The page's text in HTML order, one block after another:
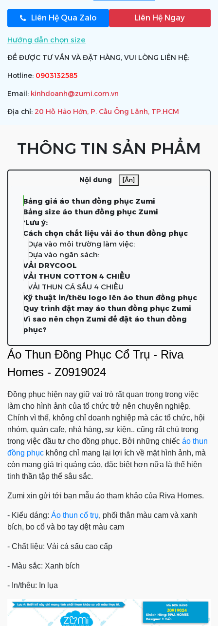
Liên Hệ Qua Zalo Liên Hệ Ngay
Hướng dẫn chọn size
ĐỂ ĐƯỢC TƯ VẤN VÀ ĐẶT HÀNG, VUI LÒNG LIÊN HỆ:
Hotline: 0903132585
Email: kinhdoanh@zumi.com.vn
Địa chỉ: 20 Hồ Hảo Hớn, P. Cầu Ông Lãnh, TP.HCM
THÔNG TIN SẢN PHẨM
Nội dung [Ẩn]
Bảng giá áo thun đồng phục Zumi
Bảng size áo thun đồng phục Zumi
*Lưu ý:
Cách chọn chất liệu vải áo thun đồng phục
Dựa vào môi trường làm việc:
Dựa vào ngân sách:
VẢI DRYCOOL
VẢI THUN COTTON 4 CHIỀU
VẢI THUN CÁ SẤU 4 CHIỀU
Kỹ thuật in/thêu logo lên áo thun đồng phục
Quy trình đặt may áo thun đồng phục Zumi
Vì sao nên chọn Zumi để đặt áo thun đồng
phục?
Áo Thun Đồng Phục Cổ Trụ - Riva
Homes - Z0919024
Đồng phục hiện nay giữ vai trò rất quan trọng trong việc
làm cho hình ảnh của tổ chức trở nên chuyên nghiệp.
Chính vì thế, không chỉ doanh nghiệp mà các tổ chức, hội
nhóm, quán cafe, nhà hàng, sự kiện.. cũng rất chú trong
trong việc đầu tư cho đồng phục. Bởi những chiếc áo thun
đồng phục không chỉ mang lại lợi ích về mặt hình ảnh, mà
còn mang giá trị quảng cáo, đặc biệt hơn nữa là thể hiện
tinh thần tập thể sâu sắc.
Zumi xin gửi tới bạn mẫu áo tham khảo của Riva Homes.
- Kiểu dáng: Áo thun cổ trụ, phối thân màu cam và xanh
bích, bo cổ và bo tay dệt màu cam
- Chất liệu: Vải cá sấu cao cấp
- Màu sắc: Xanh bích
- In/thêu: In lụa